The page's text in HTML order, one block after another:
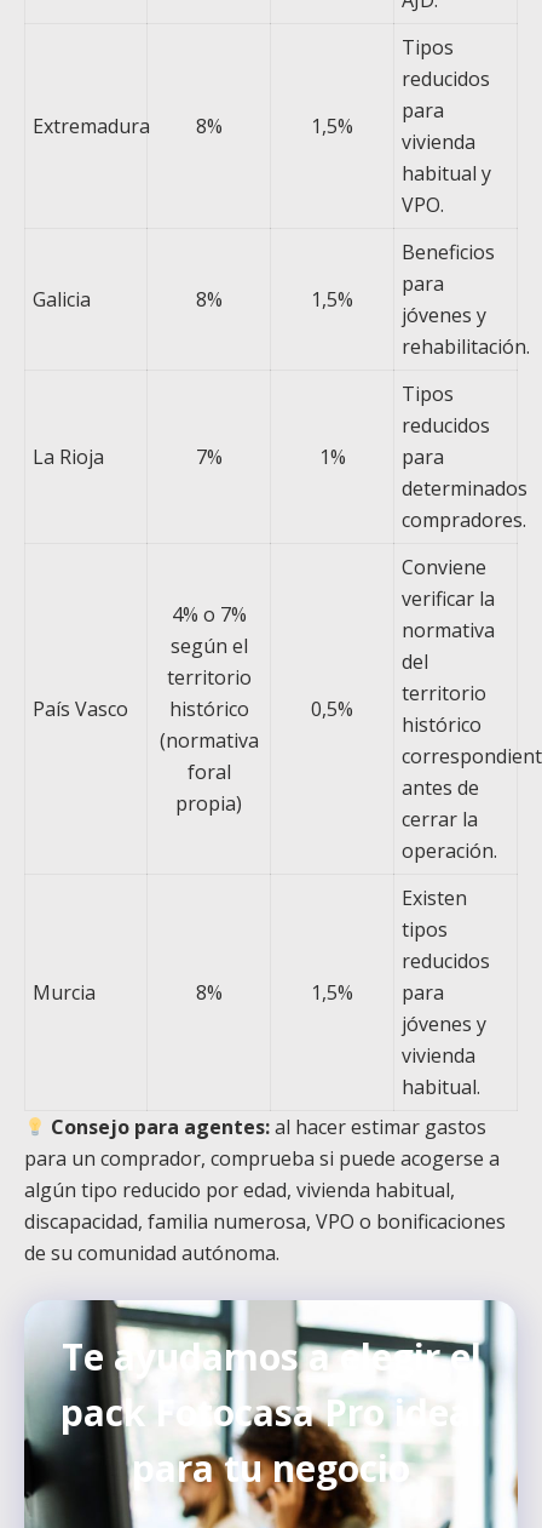
Extremadura 8% 1,5%
Tipos
reducidos
para
vivienda
habitual y
VPO.
Galicia 8% 1,5%
Beneficios
para
jóvenes y
rehabilitación.
La Rioja 7% 1%
Tipos
reducidos
para
determinados
compradores.
País Vasco
4% o 7%
según el
territorio
histórico
(normativa
foral
propia)
0,5%
Conviene
verificar la
normativa
del
territorio
histórico
antes de
cerrar la
operación.
Murcia 8% 1,5%
Existen
tipos
reducidos
para
jóvenes y
vivienda
habitual.
Consejo para agentes:al hacer estimar gastos
para un comprador, comprueba si puede acogerse a
algún tipo reducido por edad, vivienda habitual,
discapacidad, familia numerosa, VPO o bonificaciones
de su comunidad autónoma.
Te ayudamos a elegir el
pack Fotocasa Pro ideal
para tu negocio